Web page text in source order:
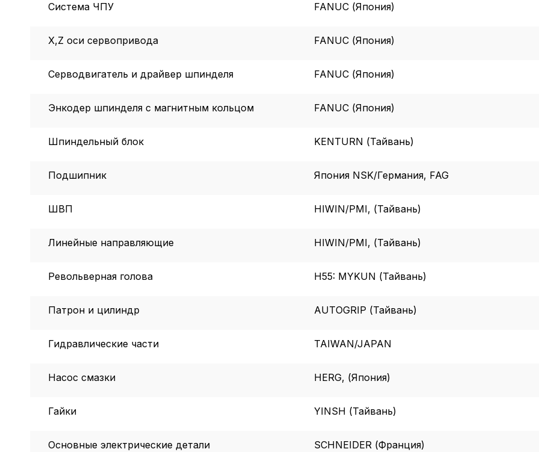
Система ЧПУ FANUC (Япония)
X,Z оси сервопривода FANUC (Япония)
Серводвигатель и драйвер шпинделя FANUC (Япония)
Энкодер шпинделя с магнитным кольцом FANUC (Япония)
Шпиндельный блок KENTURN (Тайвань)
Подшипник Япония NSK/Германия, FAG
ШВП HIWIN/PMI, (Тайвань)
Линейные направляющие HIWIN/PMI, (Тайвань)
Револьверная голова H55: MYKUN (Тайвань)
Патрон и цилиндр AUTOGRIP (Тайвань)
Гидравлические части TAIWAN/JAPAN
Насос смазки HERG, (Япония)
Гайки YINSH (Тайвань)
Основные электрические детали SCHNEIDER (Франция)